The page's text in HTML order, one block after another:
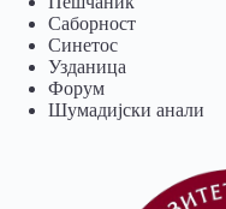
Саборност
Синетос
Узданица
Форум
Шумадијски анали